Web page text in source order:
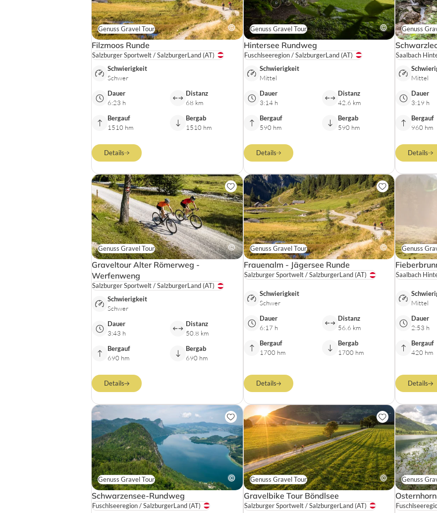
Genuss Gravel Tour
Filzmoos Runde
Salzburger Sportwelt / SalzburgerLand (AT)
Schwierigkeit
Schwer
Dauer
6:23 h
Distanz
68 km
Bergauf
1510 hm
Bergab
1510 hm
Details
Genuss Gravel Tour
Hintersee Rundweg
Fuschlseeregion / SalzburgerLand(AT)
Schwierigkeit
Mittel
Dauer
3:14 h
Distanz
42.6 km
Bergauf
590 hm
Bergab
590 hm
Details
Genuss
Mittel
Dauer
3:19 h
Bergauf
960 hm
Details
Genuss Gravel Tour
Graveltour Alter Römerweg -
Werfenweng
Salzburger Sportwelt / SalzburgerLand (AT)
Schwierigkeit
Schwer
Dauer
3:43 h
Distanz
50.8 km
Bergauf
690 hm
Bergab
690 hm
Details
Genuss Gravel Tour
Frauenalm - Jägersee Runde
Salzburger Sportwelt / SalzburgerLand(AT)
Schwierigkeit
Schwer
Dauer
6:17 h
Distanz
56.6 km
Bergauf
1700 hm
Bergab
1700 hm
Details
Genuss
Mittel
Dauer
2:53 h
Bergauf
420 hm
Details
Genuss Gravel Tour
Schwarzensee-Rundweg
Fuschlseeregion / SalzburgerLand (AT)
Genuss Gravel Tour
Gravelbike Tour Böndlsee
Salzburger Sportwelt / SalzburgerLand(AT)
Genuss